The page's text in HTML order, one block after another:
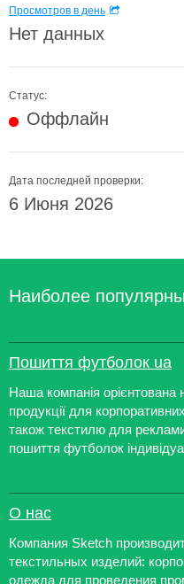
Просмотров в день
Нет данных
Статус:
Оффлайн
Дата последней проверки:
6 Июня 2026
Наиболее
Пошиття футболок ua
Наша компанія орієнтована
продукції для корпоративних
також текстилю для
пошиття футболок
О нас
Компания Sketch
текстильных изделий:
одежда для проведения